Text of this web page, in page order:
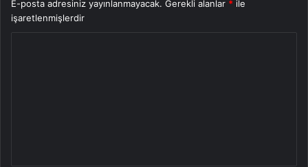
E-posta adresiniz yayınlanmayacak. Gerekli alanlar * ile
işaretlenmişlerdir